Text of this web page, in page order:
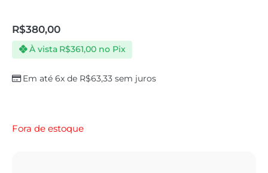
R$380,00
Em até 6x de R$63,33 sem juros
À vista R$361,00 no Pix
Fora de estoque